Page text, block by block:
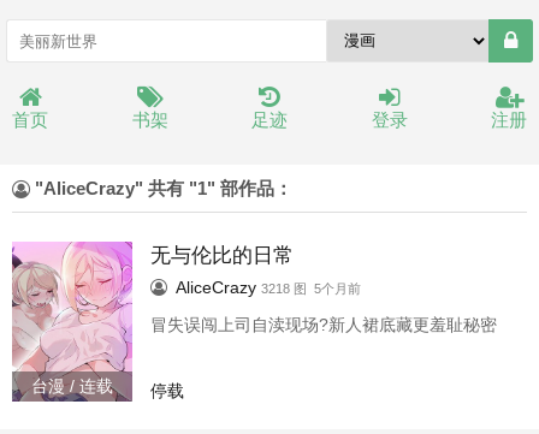
首页 书架 足迹 登录 注册
"AliceCrazy" 共有 "1" 部作品：
台漫 / 连载
无与伦比的日常
AliceCrazy 3218 图 5个月前
冒失误闯上司自渎现场?新人裙底藏更羞耻秘密
停载